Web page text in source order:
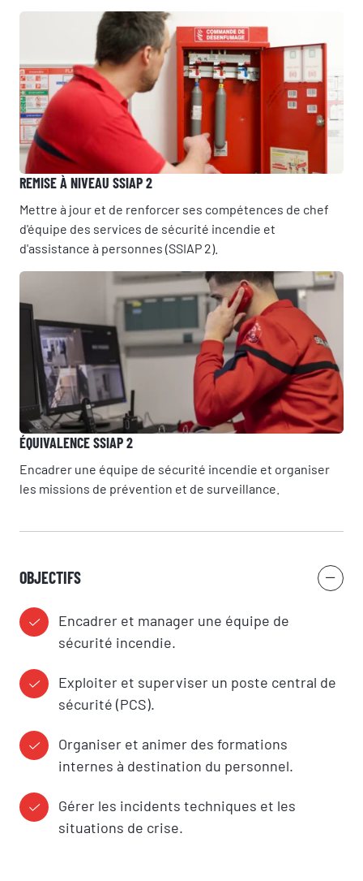
REMISE À NIVEAU SSIAP 2
Mettre à jour et de renforcer ses compétences de chef
d'équipe des services de sécurité incendie et
d'assistance à personnes (SSIAP 2).
ÉQUIVALENCE SSIAP 2
Encadrer une équipe de sécurité incendie et organiser
les missions de prévention et de surveillance.
OBJECTIFS
Encadrer et manager une équipe de
sécurité incendie.
Exploiter et superviser un poste central de
sécurité (PCS).
Organiser et animer des formations
internes à destination du personnel.
Gérer les incidents techniques et les
situations de crise.